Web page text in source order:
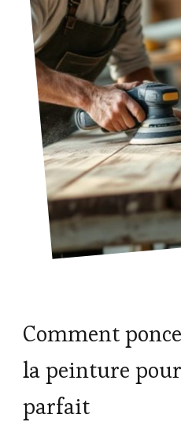
Comment
la peinture
parfait